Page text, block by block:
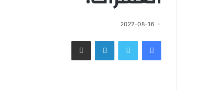
2022-08-16
فيسبوك تويتر لينكدإن مشاركة عبر البريد